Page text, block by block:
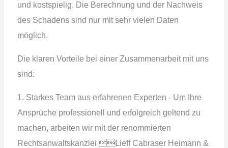
und kostspielig. Die Berechnung und der Nachweis
des Schadens sind nur mit sehr vielen Daten
möglich.
Die klaren Vorteile bei einer Zusammenarbeit mit uns
sind:
1. Starkes Team aus erfahrenen Experten - Um Ihre
Ansprüche professionell und erfolgreich geltend zu
machen, arbeiten wir mit der renommierten
Rechtsanwaltskanzlei Lieff Cabraser Heimann &